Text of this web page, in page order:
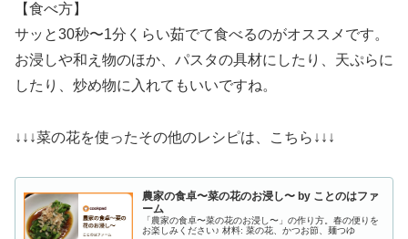
【食べ方】
サッと30秒〜1分くらい茹でて食べるのがオススメです。
お浸しや和え物のほか、パスタの具材にしたり、天ぷらに
したり、炒め物に入れてもいいですね。
↓↓↓菜の花を使ったその他のレシピは、こちら↓↓↓
農家の食卓〜菜の花のお浸し〜 by ことのはファ
ーム
「農家の食卓〜菜の花のお浸し〜」の作り方。春の便りを
お楽しみください♪ 材料: 菜の花、かつお節、麺つゆ